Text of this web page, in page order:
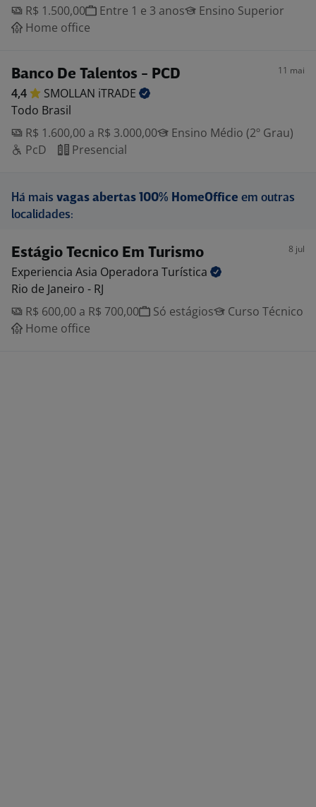
R$ 1.500,00 Entre 1 e 3 anos
Ensino Superior
Home office
Banco De Talentos - PCD 11 mai
4,4 SMOLLAN iTRADE
Todo Brasil
R$ 1.600,00 a R$ 3.000,00
Ensino Médio (2º Grau)
PcD
Presencial
Há mais vagas abertas 100% HomeOffice em outras
localidades:
Estágio Tecnico Em Turismo 8 jul
Experiencia Asia Operadora Turística
Rio de Janeiro - RJ
R$ 600,00 a R$ 700,00
Só estágios
Curso Técnico
Home office